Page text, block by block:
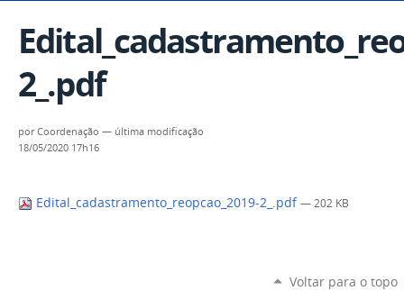
2_.pdf
porCoordenação — última modificação
18/05/2020 17h16
Edital_cadastramento_reopcao_2019-2_.pdf — 202 KB
Voltar para o topo